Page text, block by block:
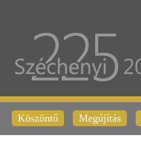
Köszöntő Megújítás